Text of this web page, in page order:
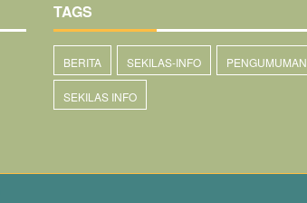
TAGS
BERITA SEKILAS-INFO PENGUMUMAN
SEKILAS INFO